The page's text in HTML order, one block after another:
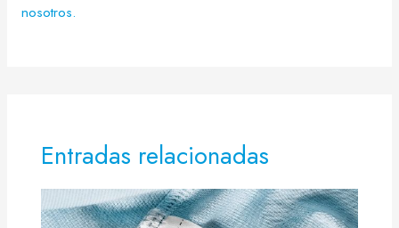
nosotros.
Entradas relacionadas